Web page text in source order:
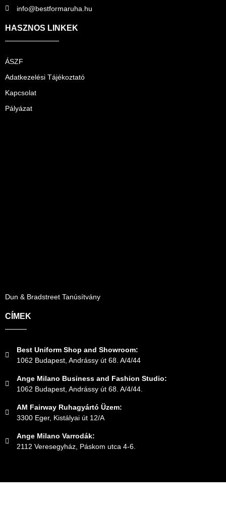
info@bestformaruha.hu
HASZNOS LINKEK
ÁSZF
Adatkezelési Tájékoztató
Kapcsolat
Pályázat
Dun & Bradstreet Tanúsítvány
CÍMEK
Best Uniform Shop and Showroom:
1062 Budapest, Andrássy út 68. A/4/44
Ange Milano Business and Fashion Studio:
1062 Budapest, Andrássy út 68. A/4/44.
AM Fairway Ruhagyártó Üzem:
3300 Eger, Kistályai út 12/A
Ange Milano Varrodák:
2112 Veresegyház, Páskom utca 4-6.